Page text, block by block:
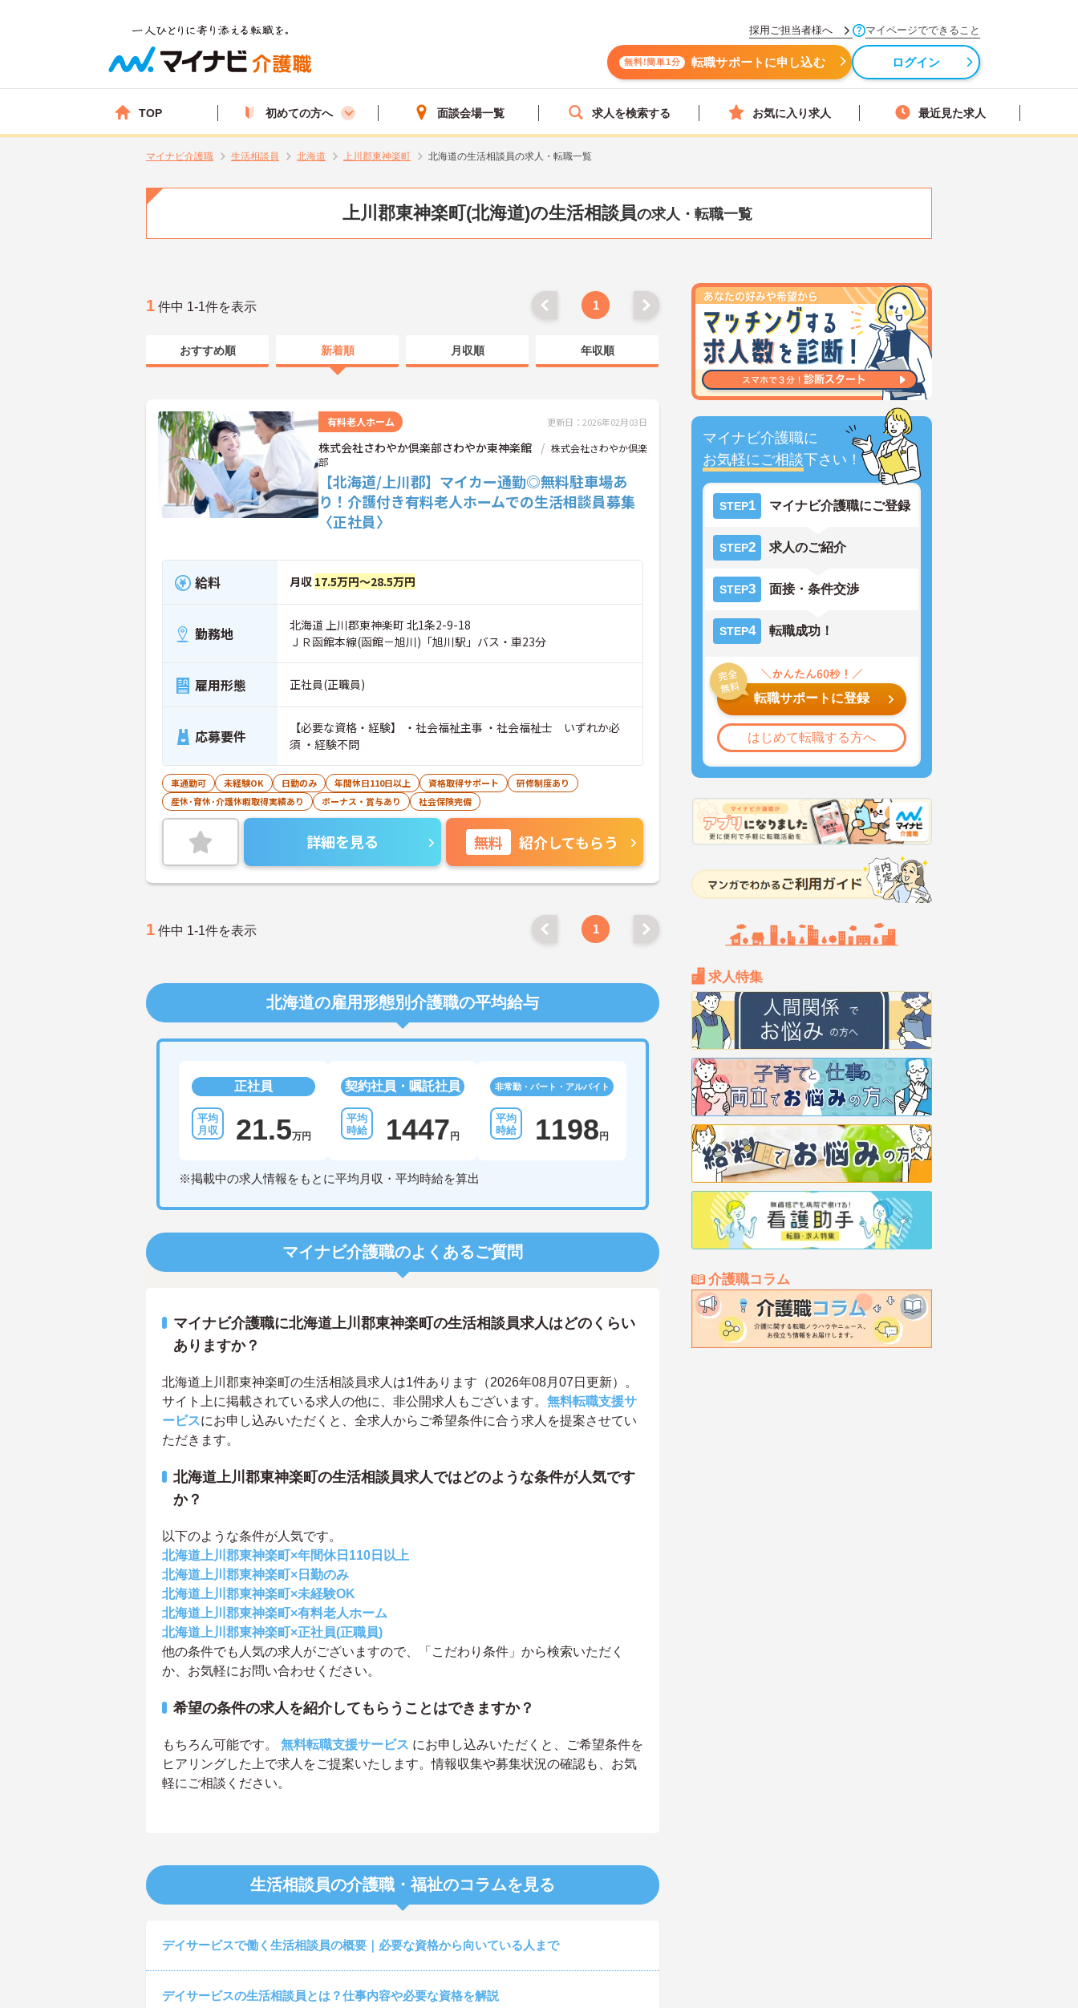
採用ご担当者様へ マイページでできること
無料!簡単1分 転職サポートに申し込む ログイン
TOP 初めての方へ 面談会場一覧 求人を検索する お気に入り求人 最近見た求人
マイナビ介護職 生活相談員 北海道 上川郡東神楽町 北海道の生活相談員の求人・転職一覧
上川郡東神楽町(北海道)の生活相談員の求人・転職一覧
マイナビ介護職に
お気軽にご相談下さい！
STEP1 マイナビ介護職にご登録
STEP2 求人のご紹介
STEP3 面接・条件交渉
STEP4 転職成功！
転職サポートに登録
はじめて転職する方へ
求人特集
介護職コラム
1 件中 1-1件を表示 1
おすすめ順 新着順 月収順 年収順
有料老人ホーム 更新日：2026年02月03日
株式会社さわやか倶楽部さわやか東神楽館
株式会社さわやか倶楽
部
【北海道/上川郡】マイカー通勤◎無料駐車場あ
り！介護付き有料老人ホームでの生活相談員募集
〈正社員〉
給料 月収 17.5万円～28.5万円
勤務地
北海道 上川郡東神楽町 北1条2-9-18
ＪＲ函館本線(函館－旭川)「旭川駅」バス・車23分
雇用形態 正社員(正職員)
応募要件
【必要な資格・経験】 ・社会福祉主事 ・社会福祉士 いずれか必
須 ・経験不問
車通勤可 未経験OK 日勤のみ 年間休日110日以上 資格取得サポート
研修制度あり
産休･育休･介護休暇取得実績あり
ボーナス・賞与あり 社会保険完備
詳細を見る 無料 紹介してもらう
1 件中 1-1件を表示 1
北海道の雇用形態別介護職の平均給与
正社員
21.5万円
契約社員・嘱託社員
1447 円
非常勤・パート・アルバイト
1198 円
※掲載中の求人情報をもとに平均月収・平均時給を算出
マイナビ介護職のよくあるご質問
マイナビ介護職に北海道上川郡東神楽町の生活相談員求人はどのくらい
ありますか？
北海道上川郡東神楽町の生活相談員求人は1件あります（2026年08月07日更新）。
サイト上に掲載されている求人の他に、非公開求人もございます。 無料転職支援サ
ービスにお申し込みいただくと、全求人からご希望条件に合う求人を提案させてい
ただきます。
北海道上川郡東神楽町の生活相談員求人ではどのような条件が人気です
か？
以下のような条件が人気です。
北海道上川郡東神楽町×年間休日110日以上
北海道上川郡東神楽町×日勤のみ
北海道上川郡東神楽町×未経験OK
北海道上川郡東神楽町×有料老人ホーム
北海道上川郡東神楽町×正社員(正職員)
他の条件でも人気の求人がございますので、「こだわり条件」から検索いただく
か、お気軽にお問い合わせください。
希望の条件の求人を紹介してもらうことはできますか？
もちろん可能です。 無料転職支援サービス にお申し込みいただくと、ご希望条件を
ヒアリングした上で求人をご提案いたします。情報収集や募集状況の確認も、お気
軽にご相談ください。
生活相談員の介護職・福祉のコラムを見る
デイサービスで働く生活相談員の概要｜必要な資格から向いている人まで
デイサービスの生活相談員とは？仕事内容や必要な資格を解説